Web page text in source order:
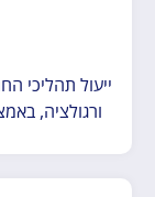
ייעול תהליכי
ורגולציה,